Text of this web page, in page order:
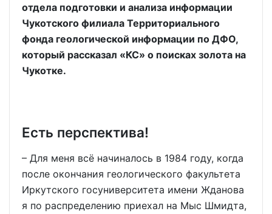
отдела подготовки и анализа информации
Чукотского филиала Территориального
фонда геологической информации по ДФО,
который рассказал «КС» о поисках золота на
Чукотке.
Есть перспектива!
– Для меня всё начиналось в 1984 году, когда
после окончания геологического факультета
Иркутского госуниверситета имени Жданова
я по распределению приехал на Мыс Шмидта,